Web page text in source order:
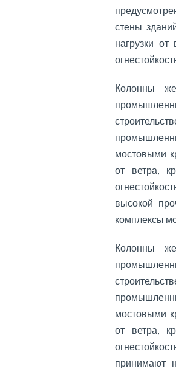
стены
нагрузки от
Колонны
мостовыми
от ветра,
высокой
комплексы
Колонны
мостовыми
от ветра,
принимают